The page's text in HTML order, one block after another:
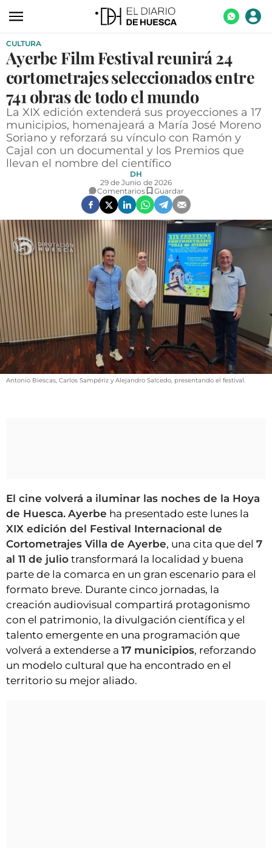
ACTUALIDAD
ECONOMÍA
TECNOLOGÍA
TURISMO
AGROALIMENTACIÓN
DEPORTES
OPINIÓN
GALERÍAS
VÍDEOS
CONTACTAR
FIESTAS EN EL ALTO ARAGÓN
FIESTAS DE SAN LORENZO
AGENDA
CARTELERA
INICIAR SESIÓN
CULTURA
Ayerbe Film Festival reunirá 24
cortometrajes seleccionados entre
741 obras de todo el mundo
La XIX edición extenderá sus proyecciones a 17
municipios, homenajeará a María José Moreno
Soriano y reforzará su vínculo con Ramón y
Cajal con un documental y los Premios que
llevan el nombre del científico
DH
29 de Junio de 2026
Comentarios
Guardar
Antonio Biescas, Carlos Sampériz y Alejandro Salcedo, presentando el festival.
El cine volverá a iluminar las noches de la Hoya
de Huesca. Ayerbe ha presentado este lunes la
XIX edición del Festival Internacional de
Cortometrajes Villa de Ayerbe, una cita que del 7
al 11 de julio transformará la localidad y buena
parte de la comarca en un gran escenario para el
formato breve. Durante cinco jornadas, la
creación audiovisual compartirá protagonismo
con el patrimonio, la divulgación científica y el
talento emergente en una programación que
volverá a extenderse a 17 municipios, reforzando
un modelo cultural que ha encontrado en el
territorio su mejor aliado.